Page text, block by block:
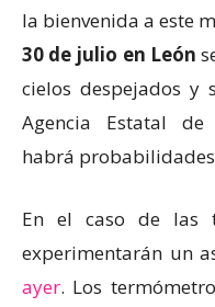
la bienvenida a este
30 de julio en León
cielos despejados y
Agencia Estatal de
habrá
En el caso de las
experimentarán un
ayer. Los